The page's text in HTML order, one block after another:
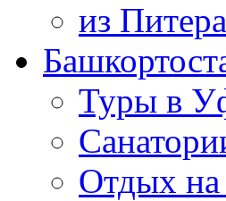
из
Туры в
Отдых на